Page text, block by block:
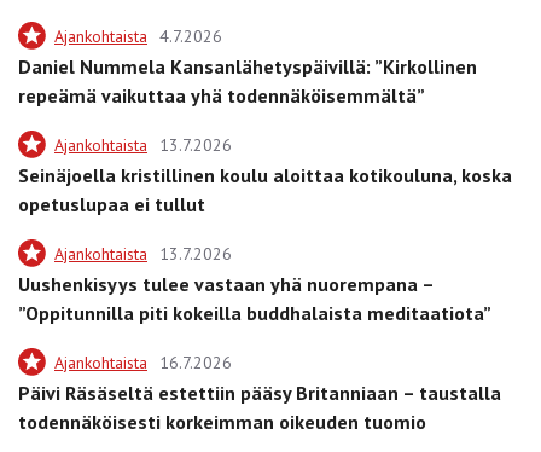
Ajankohtaista 4.7.2026
Daniel Nummela Kansanlähetyspäivillä: ”Kirkollinen
repeämä vaikuttaa yhä todennäköisemmältä”
Ajankohtaista 13.7.2026
Seinäjoella kristillinen koulu aloittaa kotikouluna, koska
opetuslupaa ei tullut
Ajankohtaista 13.7.2026
Uushenkisyys tulee vastaan yhä nuorempana –
”Oppitunnilla piti kokeilla buddhalaista meditaatiota”
Ajankohtaista 16.7.2026
Päivi Räsäseltä estettiin pääsy Britanniaan – taustalla
todennäköisesti korkeimman oikeuden tuomio